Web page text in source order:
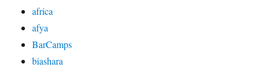
africa
afya
BarCamps
biashara